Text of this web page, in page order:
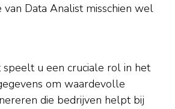
van Data Analist misschien wel
u een cruciale rol in het
om waardevolle
die bedrijven helpt bij